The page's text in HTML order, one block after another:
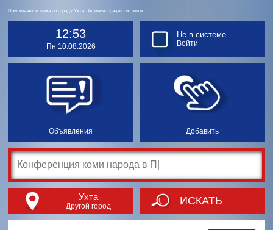
Поисковая система по городу Ухта. Администрация системы
12:53
Пн 10.08.2026
Объявления Добавить
Не в системе
Войти
Ухта
Другой город ИСКАТЬ